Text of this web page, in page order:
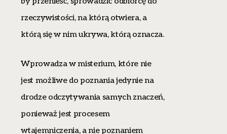
rzeczywistości, na którą otwiera, a
którą się w nim ukrywa, którą oznacza.
Wprowadza w misterium, które nie
jest możliwe do poznania jedynie na
drodze odczytywania samych znaczeń,
ponieważ jest procesem
wtajemniczenia, a nie poznaniem